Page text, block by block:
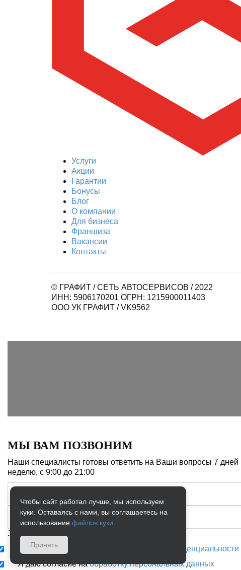
Услуги
Акции
Гарантии
Бонусы
Блог
О компании
Для бизнеса
Франшиза
Вакансии
Контакты
© ГРАФИТ / СЕТЬ АВТОСЕРВИСОВ / 2022
ИНН: 5906170201 ОГРН: 1215900011403
ООО УК ГРАФИТ / VK9562
МЫ ВАМ ПОЗВОНИМ
Наши специалисты готовы ответить на Ваши вопросы 7 дней
неделю, с 9:00 до 21:00
Заказать звонок
Я соглашаюсь с условиями
политики конфиденциальности
Я даю согласие наобработку персональных данных
Чтобы сайт работал лучше, мы используем
куки. Оставаясь с нами, вы соглашаетесь на
использование файлов куки
Принять